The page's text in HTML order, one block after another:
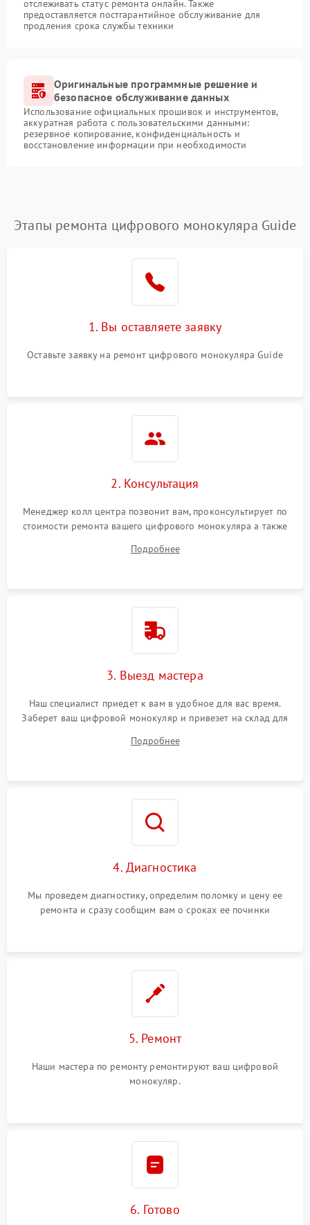
отслеживать статус ремонта онлайн. Также
предоставляется постгарантийное обслуживание для
продления срока службы техники
Оригинальные программные решение и
безопасное обслуживание данных
Использование официальных прошивок и инструментов,
аккуратная работа с пользовательскими данными:
резервное копирование, конфиденциальность и
восстановление информации при необходимости
Этапы ремонта цифрового монокуляра Guide
1. Вы оставляете заявку
Оставьте заявку на ремонт цифрового монокуляра Guide
2. Консультация
Менеджер колл центра позвонит вам, проконсультирует по
стоимости ремонта вашего цифрового монокуляра а также
Подробнее
3. Выезд мастера
Наш специалист приедет к вам в удобное для вас время.
Заберет ваш цифровой монокуляр и привезет на склад для
Подробнее
4. Диагностика
Мы проведем диагностику, определим поломку и цену ее
ремонта и сразу сообщим вам о сроках ее починки
5. Ремонт
Наши мастера по ремонту ремонтируют ваш цифровой
монокуляр.
6. Готово